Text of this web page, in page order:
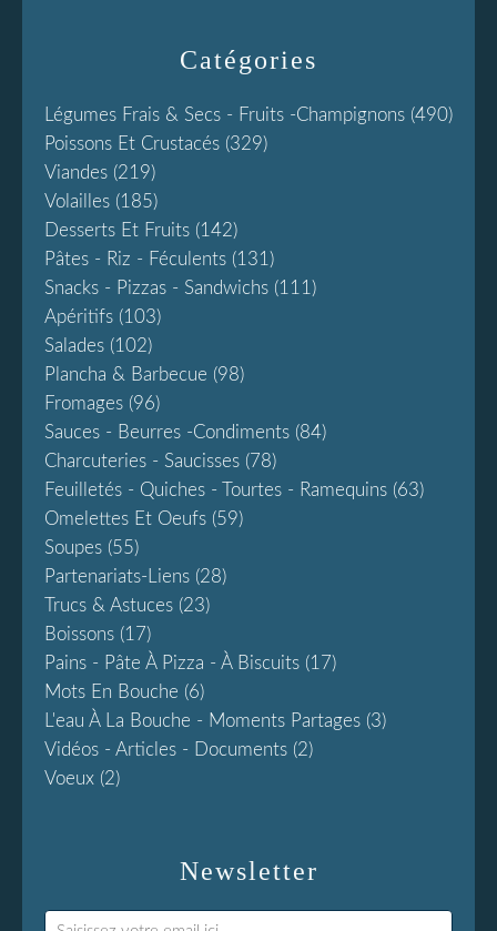
Newsletter
Catégories
Légumes Frais & Secs - Fruits -champignons (490)
Poissons Et Crustacés (329)
Viandes (219)
Volailles (185)
Desserts Et Fruits (142)
Pâtes - Riz - Féculents (131)
Snacks - Pizzas - Sandwichs (111)
Apéritifs (103)
Salades (102)
Plancha & Barbecue (98)
Fromages (96)
Sauces - Beurres -condiments (84)
Charcuteries - Saucisses (78)
Feuilletés - Quiches - Tourtes - Ramequins (63)
Omelettes Et Oeufs (59)
Soupes (55)
Partenariats-Liens (28)
Trucs & Astuces (23)
Boissons (17)
Pains - Pâte À Pizza - À Biscuits (17)
Mots En Bouche (6)
L'eau À La Bouche - Moments Partages (3)
Vidéos - Articles - Documents (2)
Voeux (2)